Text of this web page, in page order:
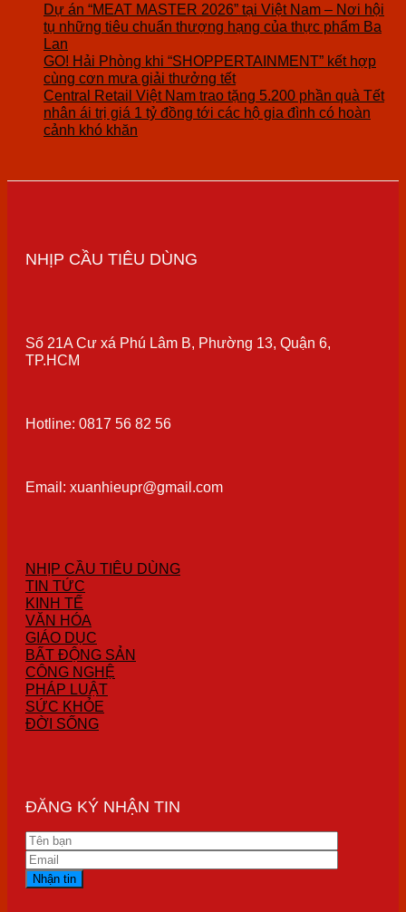
Dự án “MEAT MASTER 2026” tại Việt Nam – Nơi hội
tụ những tiêu chuẩn thượng hạng của thực phẩm Ba
Lan
GO! Hải Phòng khi “SHOPPERTAINMENT” kết hợp
cùng cơn mưa giải thưởng tết
Central Retail Việt Nam trao tặng 5.200 phần quà Tết
nhân ái trị giá 1 tỷ đồng tới các hộ gia đình có hoàn
cảnh khó khăn
NHỊP CẦU TIÊU DÙNG
Số 21A Cư xá Phú Lâm B, Phường 13, Quận 6,
TP.HCM
Hotline: 0817 56 82 56
Email: xuanhieupr@gmail.com
NHỊP CẦU TIÊU DÙNG
TIN TỨC
KINH TẾ
VĂN HÓA
GIÁO DỤC
BẤT ĐỘNG SẢN
CÔNG NGHỆ
PHÁP LUẬT
SỨC KHỎE
ĐỜI SỐNG
ĐĂNG KÝ NHẬN TIN